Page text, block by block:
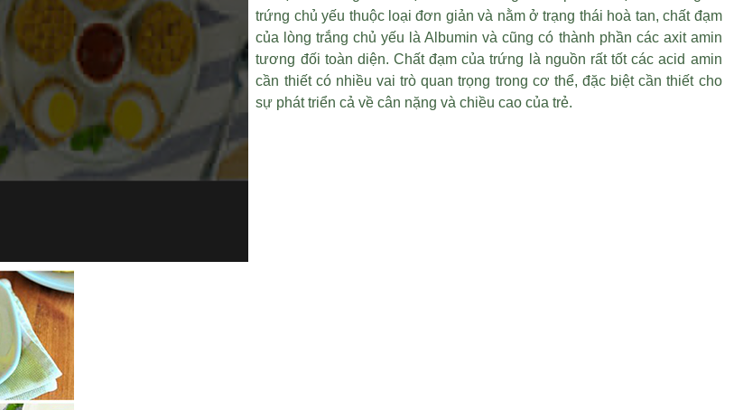
trứng chủ yếu thuộc loại đơn giản và nằm ở trạng thái hoà tan, chất đạm
của lòng trắng chủ yếu là Albumin và cũng có thành phần các axit amin
tương đối toàn diện. Chất đạm của trứng là nguồn rất tốt các acid amin
cần thiết có nhiều vai trò quan trọng trong cơ thể, đặc biệt cần thiết cho
sự phát triển cả về cân nặng và chiều cao của trẻ.